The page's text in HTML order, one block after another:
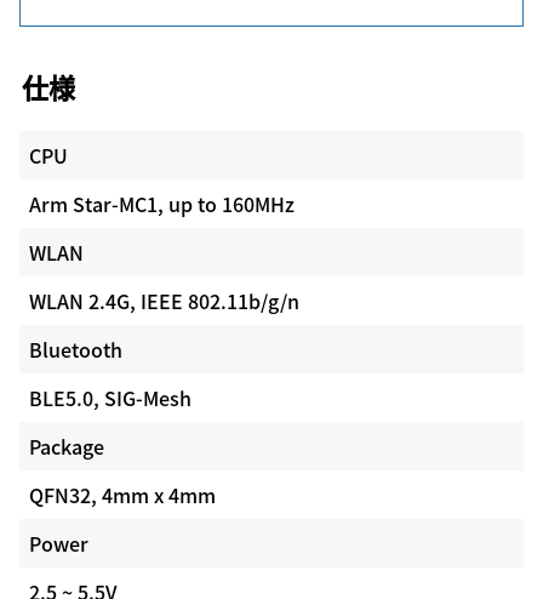
仕様
CPU
Arm Star-MC1, up to 160MHz
WLAN
WLAN 2.4G, IEEE 802.11b/g/n
Bluetooth
BLE5.0, SIG-Mesh
Package
QFN32, 4mm x 4mm
Power
2.5 ~ 5.5V